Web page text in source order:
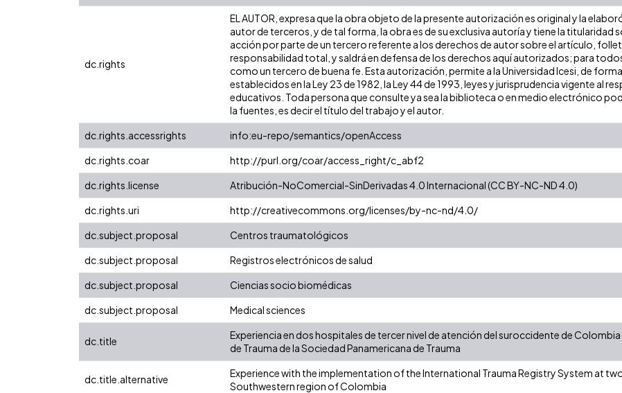
dc.rights
EL AUTOR, expresa que la obra objeto de la presente autorización es original y la
autor de terceros, y de tal forma, la obra es de su exclusiva autoría y tiene la titularidad
acción por parte de un tercero referente a los derechos de autor sobre el artículo,
responsabilidad total, y saldrá en defensa de los derechos aquí autorizados; para
como un tercero de buena fe. Esta autorización, permite a la Universidad Icesi, de
establecidos en la Ley 23 de 1982, la Ley 44 de 1993, leyes y jurisprudencia vigente al
educativos. Toda persona que consulte ya sea la biblioteca o en medio electrónico
la fuentes, es decir el título del trabajo y el autor.
dc.rights.accessrights
info:eu-repo/semantics/openAccess
dc.rights.coar
http://purl.org/coar/access_right/c_abf2
dc.rights.license
Atribución-NoComercial-SinDerivadas 4.0 Internacional (CC BY-NC-ND 4.0)
dc.rights.uri
http://creativecommons.org/licenses/by-nc-nd/4.0/
dc.subject.proposal
Centros traumatológicos
dc.subject.proposal
Registros electrónicos de salud
dc.subject.proposal
Ciencias socio biomédicas
dc.subject.proposal
Medical sciences
dc.title
Experiencia en dos hospitales de tercer nivel de atención del suroccidente de
de Trauma de la Sociedad Panamericana de Trauma
dc.title.alternative
Experience with the implementation of the International Trauma Registry System at
Southwestern region of Colombia